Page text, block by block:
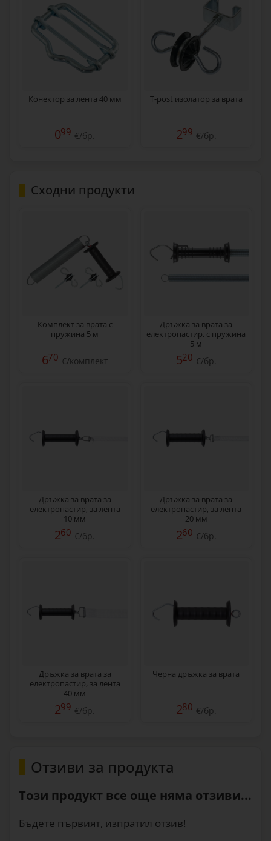
Конектор за лента 40 мм
099 €/бр.
T-post изолатор за врата
299 €/бр.
Сходни продукти
Комплект за врата с
пружина 5 м
670 €/комплект
Дръжка за врата за
електропастир, с пружина
5 м
520 €/бр.
Дръжка за врата за
електропастир, за лента
10 мм
260 €/бр.
Дръжка за врата за
електропастир, за лента
20 мм
260 €/бр.
Дръжка за врата за
електропастир, за лента
40 мм
299 €/бр.
Черна дръжка за врата
280 €/бр.
Отзиви за продукта
Този продукт все още няма отзиви...
Бъдете първият, изпратил отзив!